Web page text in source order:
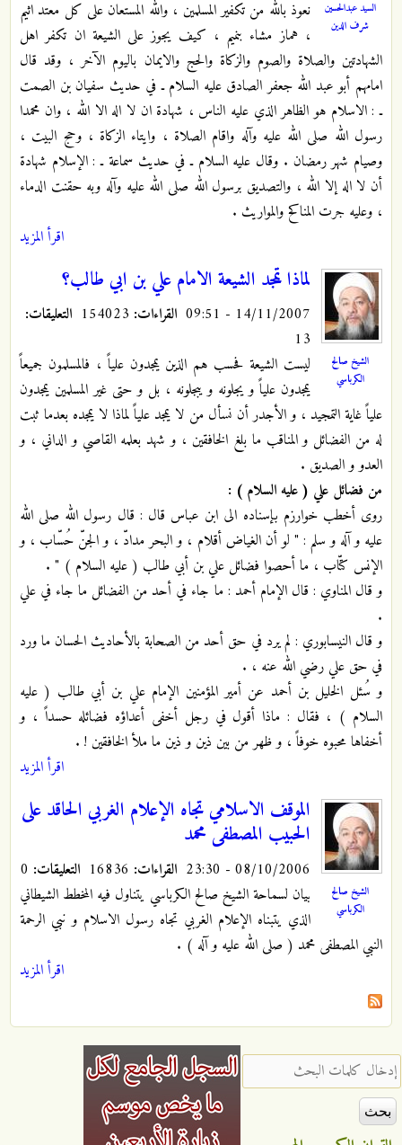
السيد عبدالحسين
شرف الدين
نعوذ بالله من تكفير المسلمين ، والله المستعان على كل معتد اثيم
، هماز مشاء بنميم ، كيف يجوز على الشيعة ان تكفر اهل
الشهادتين والصلاة والصوم والزكاة والحج والايمان باليوم الآخر ، وقد قال
امامهم أبو عبد الله جعفر الصادق عليه السلام ـ في حديث سفيان بن الصمت
ـ : الاسلام هو الظاهر الذي عليه الناس ، شهادة ان لا اله الا الله ، وان محمدا
رسول الله صلى الله عليه وآله واقام الصلاة ، وايتاء الزكاة ، وحج البيت ،
وصيام شهر رمضان . وقال عليه السلام ـ في حديث سماعة ـ : الإسلام شهادة
أن لا اله إلا الله ، والتصديق برسول الله صلى الله عليه وآله وبه حقنت الدماء
، وعليه جرت المناكح والمواريث .
اقرأ المزيد
الشيخ صالح
الكرباسي
لماذا تمجد الشيعة الامام علي بن ابي طالب؟
14/11/2007 - 09:51 القراءات:
التعليقات:
13
ليست الشيعة فحسب هم الذين يمجدون علياً ، فالمسلمون جميعاً
يمجدون علياً و يجلونه و يبجلونه ، بل و حتى غير المسلمين يمجدون
علياً غاية التمجيد ، و الأجدر أن نسأل من لا يمجد علياً لماذا لا يمجده بعدما ثبت
له من الفضائل و المناقب ما بلغ الخافقين ، و شهد بعلمه القاصي و الداني ، و
العدو و الصديق .
من فضائل علي ( عليه السلام ) :
روى أخطب خوارزم بإسناده الى ابن عباس قال : قال رسول الله صلى الله
عليه و آله و سلم : " لو أن الغياض أقلام ، و البحر مدادّ ، و الجنّ حُسّاب ، و
الإنس كتّاب ، ما أحصوا فضائل علي بن أبي طالب ( عليه السلام ) " .
و قال المناوي : قال الإمام أحمد : ما جاء في أحد من الفضائل ما جاء في علي
.
و قال النيسابوري : لم يرد في حق أحد من الصحابة بالأحاديث الحسان ما ورد
في حق علي رضي الله عنه ، .
و سُئل الخليل بن أحمد عن أمير المؤمنين الإمام علي بن أبي طالب ( عليه
السلام ) ، فقال : ماذا أقول في رجل أخفى أعداؤه فضائله حسداً ، و
أخفاها محبوه خوفاً ، و ظهر من بين ذين و ذين ما ملأ الخافقين ! .
اقرأ المزيد
الشيخ صالح
الكرباسي
الموقف الاسلامي تجاه الإعلام الغربي الحاقد على
الحبيب المصطفى محمد
08/10/2006 - 23:30 القراءات: التعليقات:
بيان لسماحة الشيخ صالح الكرباسي يتناول فيه المخطط الشيطاني
الذي يتبناه الإعلام الغربي تجاه رسول الاسلام و نبي الرحمة
النبي المصطفى محمد ( صلى الله عليه و آله ) .
اقرأ المزيد
‏إدخال كلمات البحث ‏